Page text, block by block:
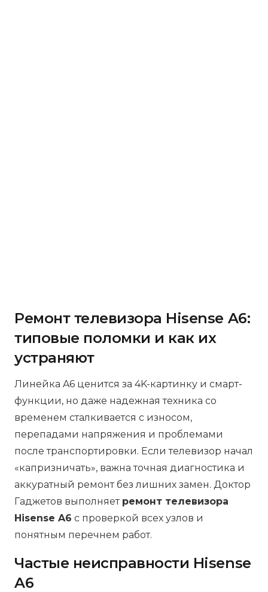
Ремонт телевизора Hisense A6:
типовые поломки и как их
устраняют
Линейка A6 ценится за 4K-картинку и смарт-
функции, но даже надежная техника со
временем сталкивается с износом,
перепадами напряжения и проблемами
после транспортировки. Если телевизор начал
«капризничать», важна точная диагностика и
аккуратный ремонт без лишних замен. Доктор
Гаджетов выполняет ремонт телевизора
Hisense A6 с проверкой всех узлов и
понятным перечнем работ.
Частые неисправности Hisense
A6